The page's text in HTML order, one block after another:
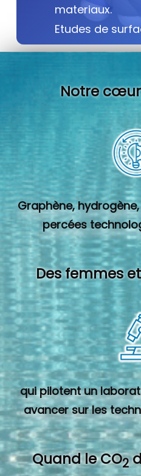
materiaux.
Etudes de
Notre
Graphène,
percées
Des femmes
qui pilotent un
avancer sur les
Quand le CO2